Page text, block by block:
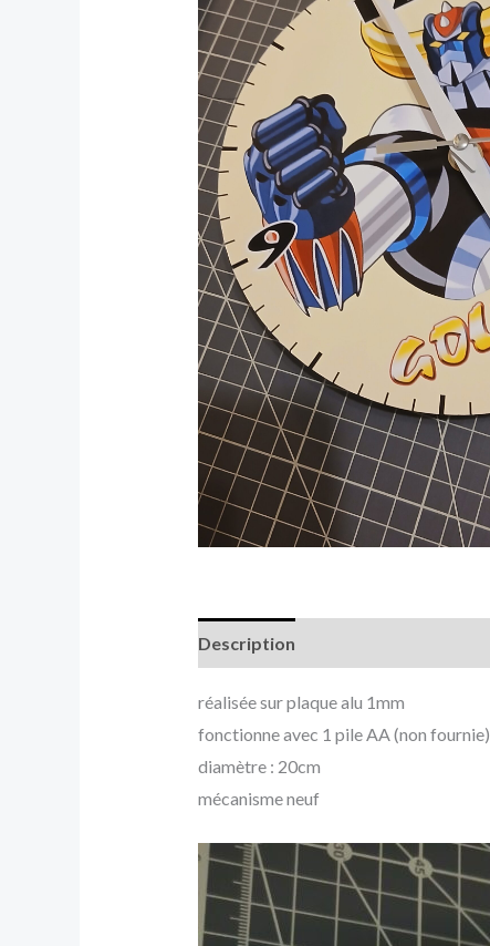
Description
réalisée sur plaque alu 1mm
fonctionne avec 1 pile AA (non fournie)
diamètre : 20cm
mécanisme neuf